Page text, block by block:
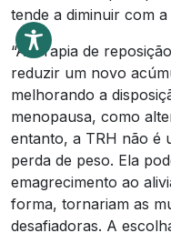
tende a diminuir com
“A terapia de
reduzir um novo
melhorando a
menopausa, como
entanto, a TRH não é
perda de peso. Ela
emagrecimento ao
forma, tornariam as
desafiadoras. A